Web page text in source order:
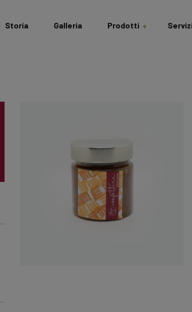
Storia Galleria Prodotti
Bomboniere
Gastronomiche